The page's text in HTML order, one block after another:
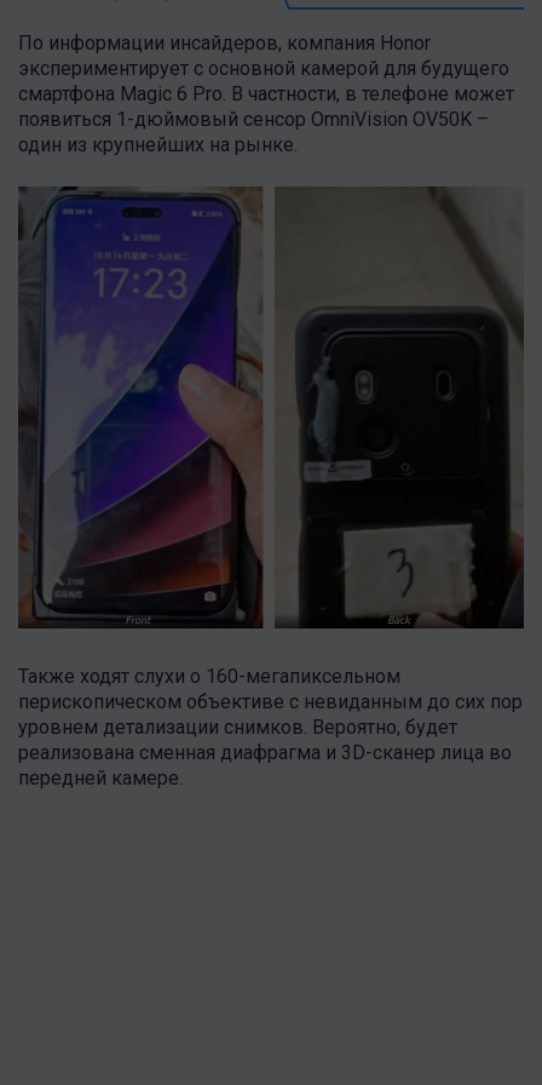
По информации инсайдеров, компания Honor
экспериментирует с основной камерой для будущего
смартфона Magic 6 Pro. В частности, в телефоне может
появиться 1-дюймовый сенсор OmniVision OV50K –
один из крупнейших на рынке.
Также ходят слухи о 160-мегапиксельном
перископическом объективе с невиданным до сих пор
уровнем детализации снимков. Вероятно, будет
реализована сменная диафрагма и 3D-сканер лица во
передней камере.